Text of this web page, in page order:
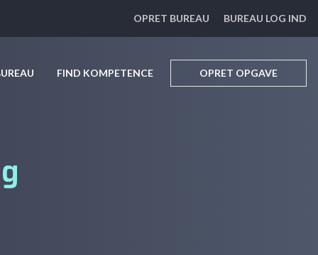
OPRET BUREAU BUREAU LOG IND
FIND KOMPETENCE OPRET OPGAVE